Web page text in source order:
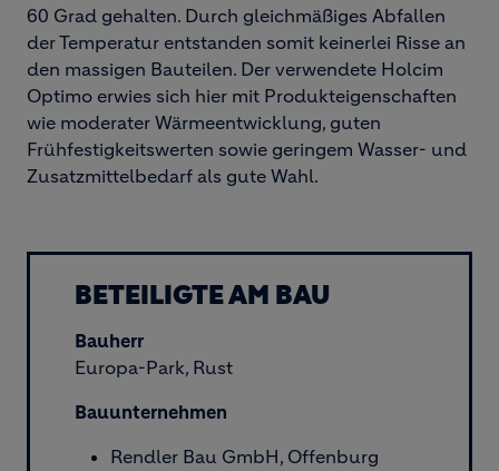
60 Grad gehalten. Durch gleichmäßiges Abfallen
der Temperatur entstanden somit keinerlei Risse an
den massigen Bauteilen. Der verwendete Holcim
Optimo erwies sich hier mit Produkteigenschaften
wie moderater Wärmeentwicklung, guten
Frühfestigkeitswerten sowie geringem Wasser- und
Zusatzmittelbedarf als gute Wahl.
BETEILIGTE AM BAU
Bauherr
Europa-Park, Rust
Bauunternehmen
Rendler Bau GmbH, Offenburg